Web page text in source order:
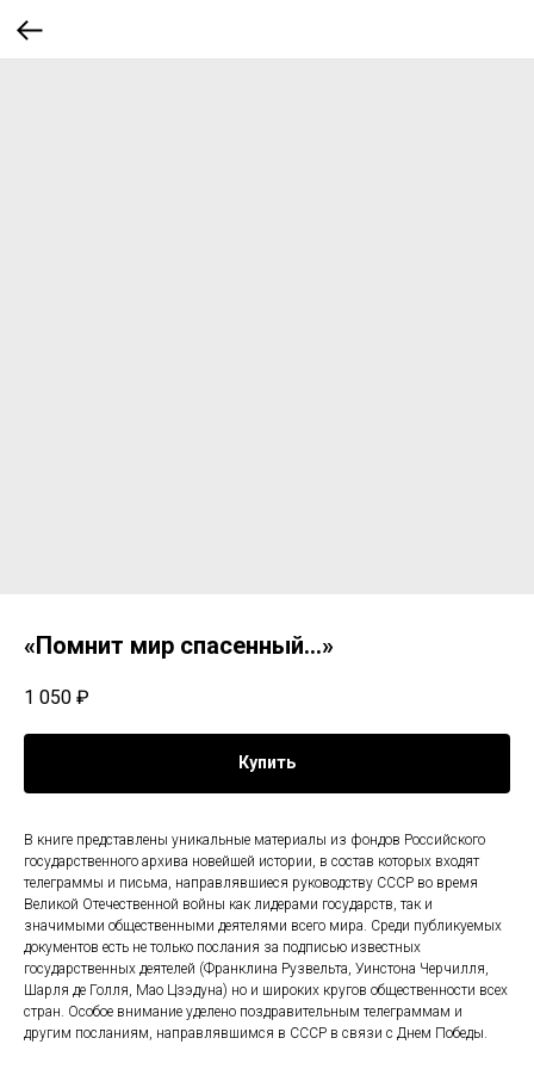
«Помнит мир спасенный...»
1 050 ₽
Купить
В книге представлены уникальные материалы из фондов Российского
государственного архива новейшей истории, в состав которых входят
телеграммы и письма, направлявшиеся руководству СССР во время
Великой Отечественной войны как лидерами государств, так и
значимыми общественными деятелями всего мира. Среди публикуемых
документов есть не только послания за подписью известных
государственных деятелей (Франклина Рузвельта, Уинстона Черчилля,
Шарля де Голля, Мао Цзэдуна) но и широких кругов общественности всех
стран. Особое внимание уделено поздравительным телеграммам и
другим посланиям, направлявшимся в СССР в связи с Днем Победы.